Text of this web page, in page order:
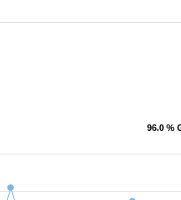
96.0 %
96.0 %